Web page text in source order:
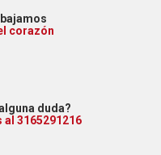
corazón
duda?
al 3165291216